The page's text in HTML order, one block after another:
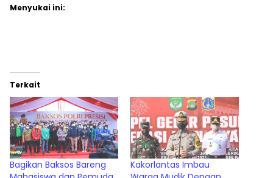
Menyukai ini:
Terkait
Bagikan Baksos Bareng
Kakorlantas Imbau